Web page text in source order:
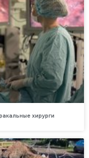
хирурги